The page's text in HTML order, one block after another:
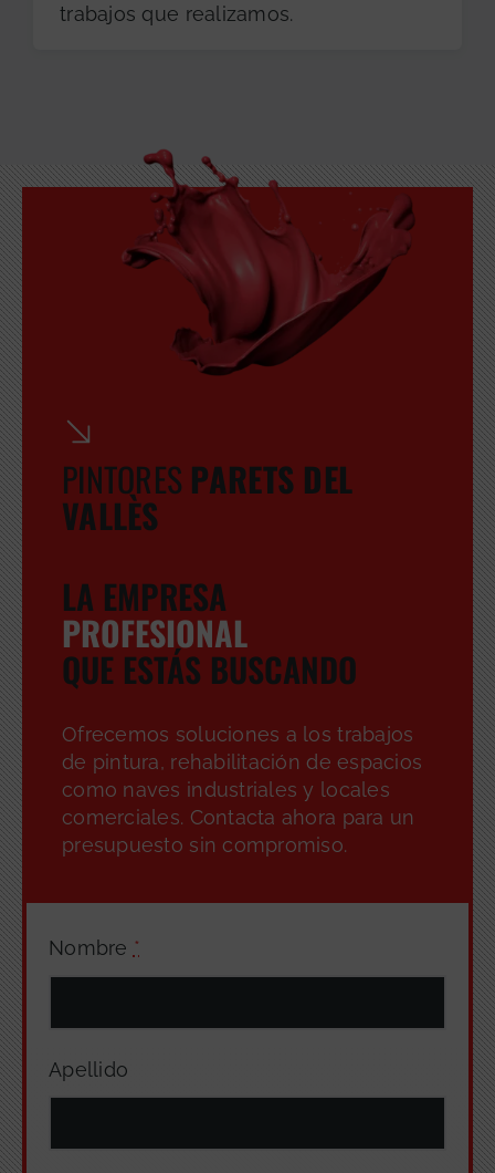
trabajos que realizamos.
Nombre *
Apellido
PINTORES PARETS DEL
VALLÈS
LA EMPRESA
PROFESIONAL
QUE ESTÁS BUSCANDO
Ofrecemos soluciones a los trabajos
de pintura, rehabilitación de espacios
como naves industriales y locales
comerciales. Contacta ahora para un
presupuesto sin compromiso.